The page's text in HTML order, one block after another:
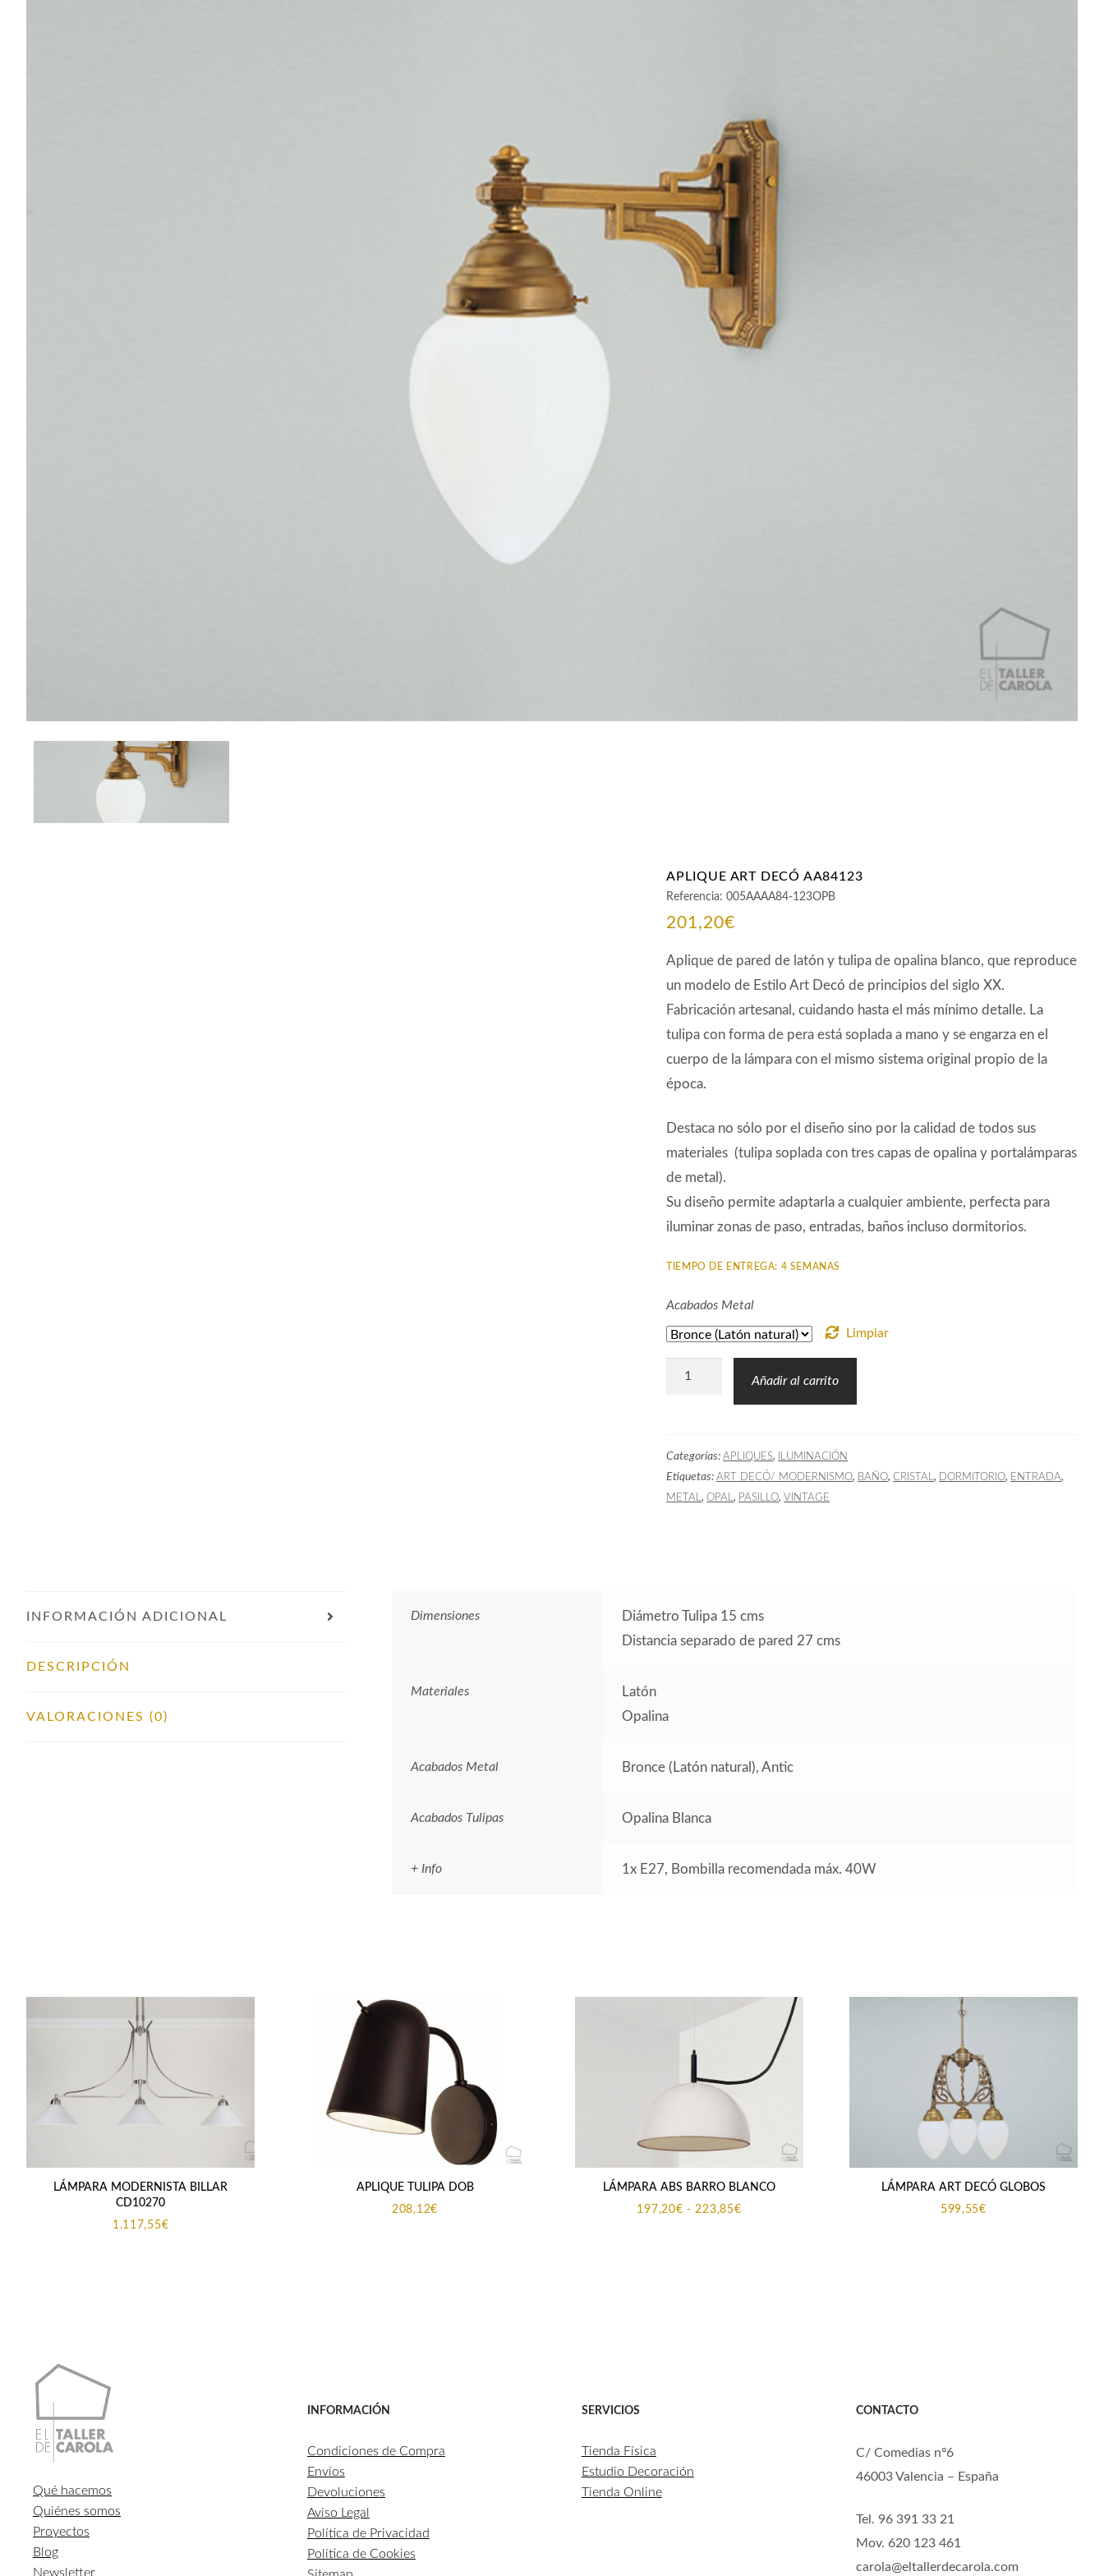
APLIQUE ART DECÓ AA84123
Referencia:005AAAA84-123OPB
201,20€
Aplique de pared de latón y tulipa de opalina blanco, que reproduce
un modelo de Estilo Art Decó de principios del siglo XX.
Fabricación artesanal, cuidando hasta el más mínimo detalle. La
tulipa con forma de pera está soplada a mano y se engarza en el
cuerpo de la lámpara con el mismo sistema original propio de la
época.
Destaca no sólo por el diseño sino por la calidad de todos sus
materiales (tulipa soplada con tres capas de opalina y portalámparas
de metal).
Su diseño permite adaptarla a cualquier ambiente, perfecta para
iluminar zonas de paso, entradas, baños incluso dormitorios.
TIEMPO DE ENTREGA: 4 SEMANAS
Acabados Metal
Limpiar
Aplique
cantidad
Añadir al carrito
Categorías:APLIQUES, ILUMINACIÓN
Etiquetas:ART DECÓ/ MODERNISMO, BAÑO,CRISTAL, DORMITORIO, ENTRADA,
METAL,OPAL, PASILLO,VINTAGE
INFORMACIÓN ADICIONAL
DESCRIPCIÓN
VALORACIONES (0)
Dimensiones
Diámetro Tulipa 15 cms
Distancia separado de pared 27 cms
Materiales
Latón
Opalina
Acabados Metal Bronce (Latón natural), Antic
Acabados Tulipas Opalina Blanca
+ Info 1x E27, Bombilla recomendada máx. 40W
LÁMPARA MODERNISTA BILLAR
CD10270
1.117,55€
APLIQUE TULIPA DOB
208,12€
LÁMPARA ABS BARRO BLANCO
197,20€ - 223,85€Rango
LÁMPARA ART DECÓ GLOBOS
599,55€
Qué hacemos
Quiénes somos
Proyectos
Blog
Newsletter
INFORMACIÓN
Condiciones de Compra
Envíos
Devoluciones
Aviso Legal
Política de Privacidad
Política de Cookies
SERVICIOS
Tienda Física
Estudio Decoración
Tienda Online
CONTACTO
C/ Comedias nº6
46003 Valencia – España
Tel. 96 391 33 21
Mov. 620 123 461
carola@eltallerdecarola.com